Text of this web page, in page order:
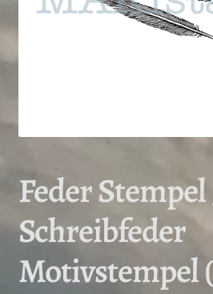
Feder
Schreibfeder
Motivstempel